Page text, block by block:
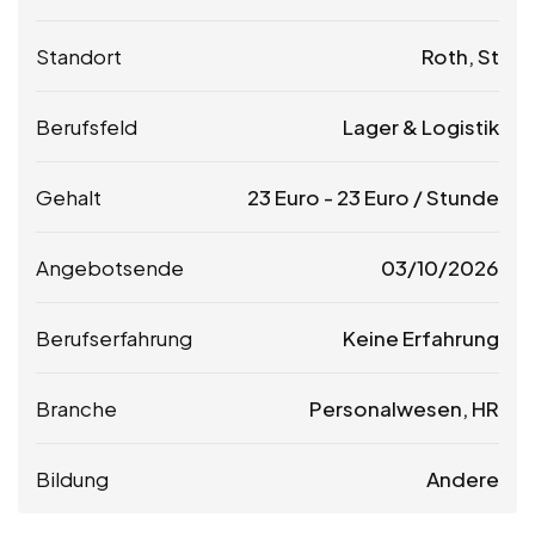
Standort Roth, St
Berufsfeld Lager & Logistik
Gehalt 23 Euro - 23 Euro / Stunde
Angebotsende 03/10/2026
Berufserfahrung Keine Erfahrung
Branche Personalwesen, HR
Bildung Andere